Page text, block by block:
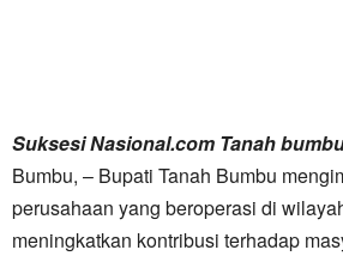
Suksesi Nasional.com Tanah
Bumbu, – Bupati Tanah Bumbu
perusahaan yang beroperasi di
meningkatkan kontribusi terhadap